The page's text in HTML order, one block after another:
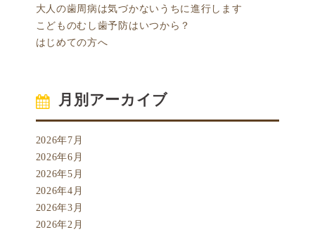
大人の歯周病は気づかないうちに進行します
こどものむし歯予防はいつから？
はじめての方へ
月別アーカイブ
2026年7月
2026年6月
2026年5月
2026年4月
2026年3月
2026年2月